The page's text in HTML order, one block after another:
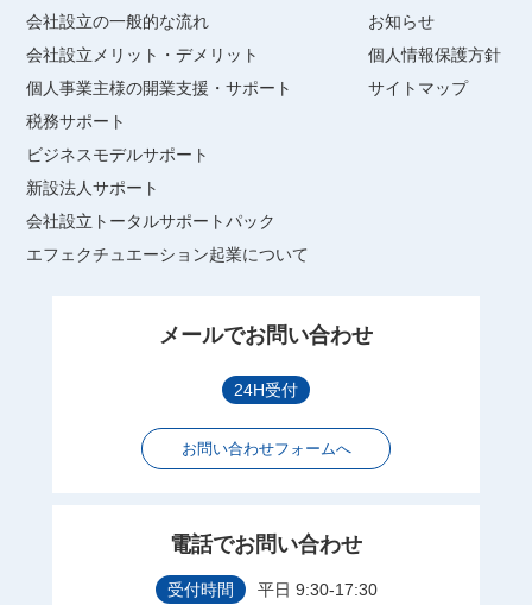
会社設立の一般的な流れ
会社設立メリット・デメリット
個人事業主様の開業支援・サポート
税務サポート
ビジネスモデルサポート
新設法人サポート
会社設立トータルサポートパック
エフェクチュエーション起業について
お知らせ
個人情報保護方針
サイトマップ
メールでお問い合わせ
24H受付
お問い合わせフォームへ
電話でお問い合わせ
受付時間 平日 9:30-17:30